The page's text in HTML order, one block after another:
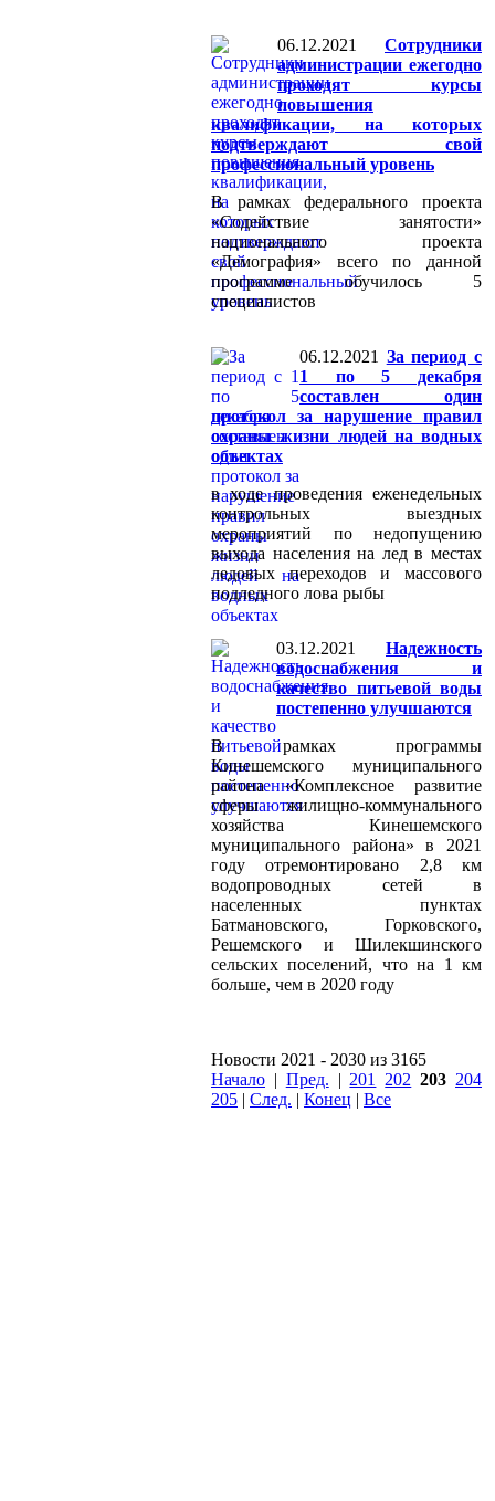
06.12.2021
Сотрудники
администрации ежегодно
проходят курсы
повышения
квалификации, на которых
подтверждают свой
профессиональный уровень
В рамках федерального проекта
«Содействие занятости»
национального проекта
«Демография» всего по данной
программе обучилось 5
специалистов
06.12.2021 За период с
1 по 5 декабря
составлен один
протокол за нарушение правил
охраны жизни людей на водных
объектах
в ходе проведения еженедельных
контрольных выездных
мероприятий по недопущению
выхода населения на лед в местах
ледовых переходов и массового
подледного лова рыбы
03.12.2021
Надежность
водоснабжения и
качество питьевой воды
постепенно улучшаются
В рамках программы
Кинешемского муниципального
района «Комплексное развитие
сферы жилищно-коммунального
хозяйства Кинешемского
муниципального района» в 2021
году отремонтировано 2,8 км
водопроводных сетей в
населенных пунктах
Батмановского, Горковского,
Решемского и Шилекшинского
сельских поселений, что на 1 км
больше, чем в 2020 году
Новости 2021 - 2030 из 3165
Начало | Пред. | 201 202 203 204
205 | След. | Конец | Все